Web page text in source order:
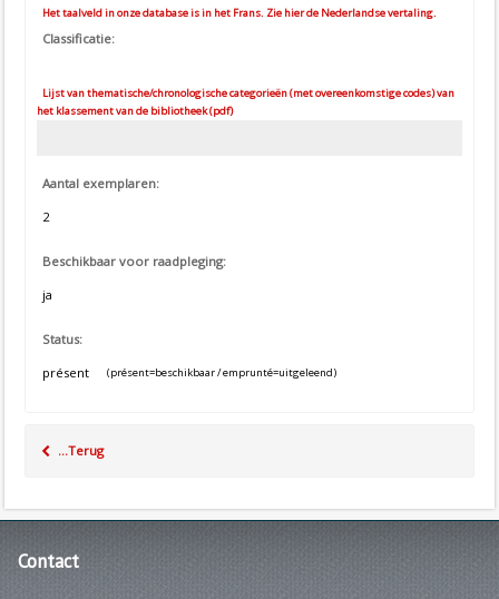
Het taalveld in onze database is in het Frans. Zie hier de Nederlandse vertaling.
Classificatie:
Lijst van thematische/chronologische categorieën (met overeenkomstige codes) van
het klassement van de bibliotheek (pdf)
Aantal exemplaren:
2
Beschikbaar voor raadpleging:
ja
Status:
présent
(présent=beschikbaar / emprunté=uitgeleend)
...Terug
Contact